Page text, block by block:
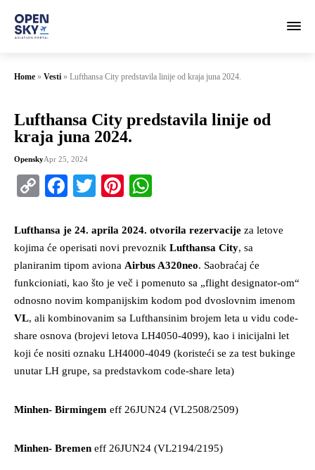
Home » Vesti » Lufthansa City predstavila linije od kraja juna 2024.
Lufthansa City predstavila linije od
kraja juna 2024.
OpenskyApr 25, 2024
CopyFacebook
TwitterPinterest
Lufthansa je 24. aprila 2024. otvorila rezervacije za letove
kojima će operisati novi prevoznik Lufthansa City, sa
planiranim tipom aviona Airbus A320neo. Saobraćaj će
funkcioniati, kao što je več i pomenuto sa „flight designator-om“
odnosno novim kompanijskim kodom pod dvoslovnim imenom
VL, ali kombinovanim sa Lufthansinim brojem leta u vidu code-
share osnova (brojevi letova LH4050-4099), kao i inicijalni let
koji će nositi oznaku LH4000-4049 (koristeći se za test bukinge
unutar LH grupe, sa predstavkom code-share leta)
Minhen- Birmingem eff 26JUN24 (VL2508/2509)
Minhen- Bremen eff 26JUN24 (VL2194/2195)